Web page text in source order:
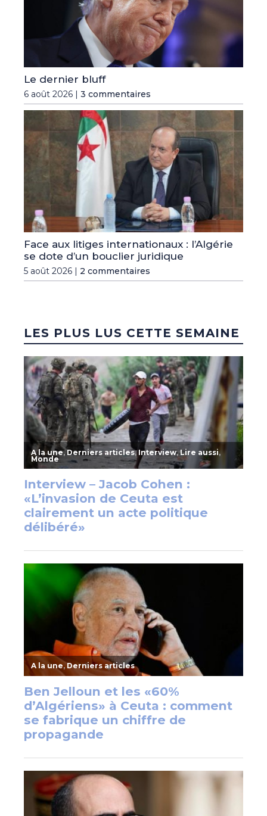
Le dernier bluff
6 août 2026 | 3 commentaires
Face aux litiges internationaux : l’Algérie
se dote d’un bouclier juridique
5 août 2026 | 2 commentaires
LES PLUS LUS CETTE SEMAINE